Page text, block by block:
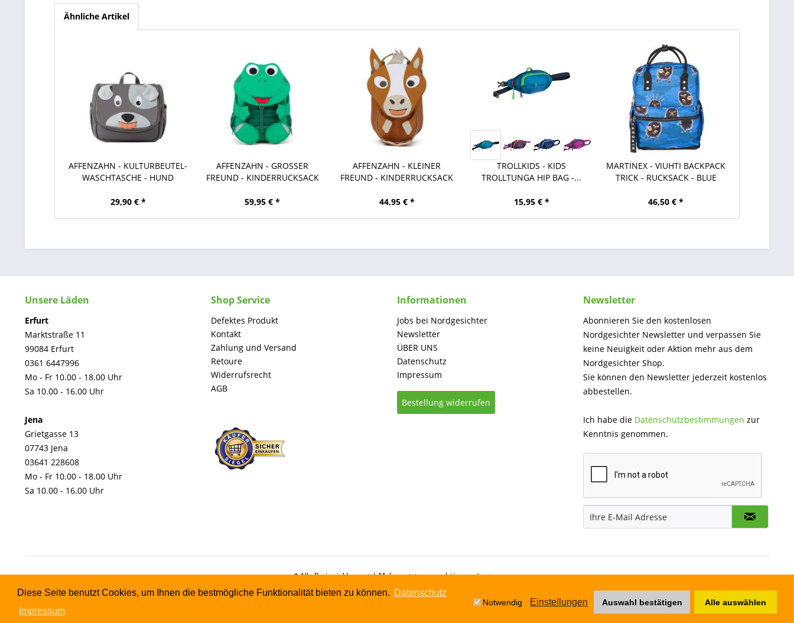
Diese Seite benutzt Cookies, um Ihnen die bestmögliche Funktionalität bieten zu können. Datenschutz
Impressum
Notwendig Einstellungen Auswahl bestätigen Alle auswählen
Ähnliche Artikel
AFFENZAHN - KULTURBEUTEL-
WASCHTASCHE - HUND
29,90 € *
AFFENZAHN - GROSSER
FREUND - KINDERRUCKSACK
59,95 € *
AFFENZAHN - KLEINER
FREUND - KINDERRUCKSACK
44,95 € *
TROLLKIDS - KIDS
TROLLTUNGA HIP BAG -...
15,95 € *
MARTINEX - VIUHTI BACKPACK
TRICK - RUCKSACK - BLUE
46,50 € *
Unsere Läden
Erfurt
Marktstraße 11
99084 Erfurt
0361 6447996
Mo - Fr 10.00 - 18.00 Uhr
Sa 10.00 - 16.00 Uhr
Jena
Grietgasse 13
07743 Jena
03641 228608
Mo - Fr 10.00 - 18.00 Uhr
Sa 10.00 - 16.00 Uhr
Shop Service
Defektes Produkt
Kontakt
Zahlung und Versand
Retoure
Widerrufsrecht
AGB
Informationen
Jobs bei Nordgesichter
Newsletter
ÜBER UNS
Datenschutz
Impressum
Bestellung widerrufen
Newsletter
Abonnieren Sie den kostenlosen
Nordgesichter Newsletter und verpassen Sie
keine Neuigkeit oder Aktion mehr aus dem
Nordgesichter Shop.
Sie können den Newsletter jederzeit kostenlos
abbestellen.
Ich habe die Datenschutzbestimmungen zur
Kenntnis genommen.
* Alle Preise inkl. gesetzl. Mehrwertsteuer zzgl.Versandkosten